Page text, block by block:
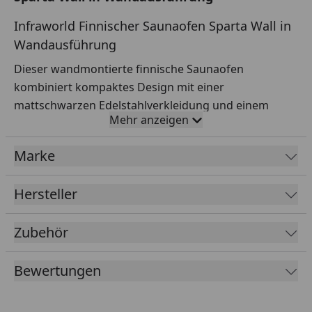
Infraworld Finnischer Saunaofen Sparta Wall in
Wandausführung
Dieser wandmontierte finnische Saunaofen
kombiniert kompaktes Design mit einer
mattschwarzen Edelstahlverkleidung und einem
eleganten Edelstahlrand. Der verzinkte Innenmantel
und rostfreie Heizstäbe bieten Langlebigkeit,
während die Zwei-Mantel-Technik eine gleichmäßige
Wärmeverteilung sicherstellt. Der Ofen wird mit 20
kg Saunasteinen geliefert, ideal für intensive und
angenehme Aufgüsse, besonders auch in kleinen
Saunen.
Leistungsoptionen: 4,5 / 6 / 8 / 9 kW – 400 V 3N AC
Maße (BTH): 395 x 280 x 645 mm.
Mehr anzeigen
Marke
Hersteller
Zubehör
Bewertungen